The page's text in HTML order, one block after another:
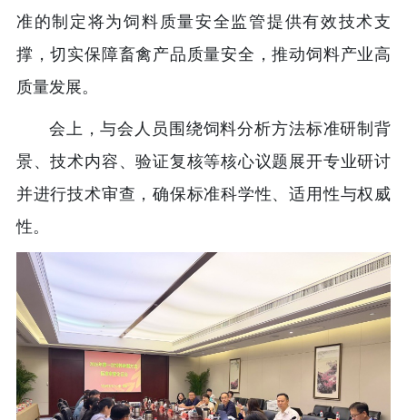
准的制定将为饲料质量安全监管提供有效技术支
撑，切实保障畜禽产品质量安全，推动饲料产业高
质量发展。
会上，与会人员围绕饲料分析方法标准研制背
景、技术内容、验证复核等核心议题展开专业研讨
并进行技术审查，确保标准科学性、适用性与权威
性。